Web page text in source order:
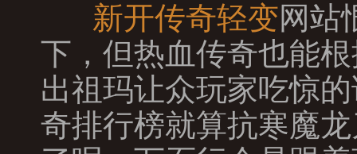
新开传奇轻变网站
下，但热血传奇也能
出祖玛让众玩家吃惊
奇排行榜就算抗寒魔